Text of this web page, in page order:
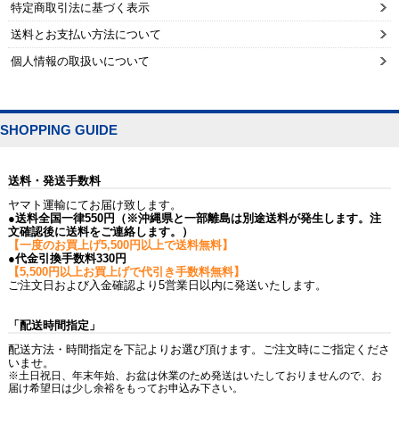
特定商取引法に基づく表示
送料とお支払い方法について
個人情報の取扱いについて
SHOPPING GUIDE
送料・発送手数料
ヤマト運輸にてお届け致します。
●送料全国一律550円（※沖縄県と一部離島は別途送料が発生します。注
文確認後に送料をご連絡します。）
【一度のお買上げ5,500円以上で送料無料】
●代金引換手数料330円
【5,500円以上お買上げで代引き手数料無料】
ご注文日および入金確認より5営業日以内に発送いたします。
「配送時間指定」
配送方法・時間指定を下記よりお選び頂けます。ご注文時にご指定くださ
いませ。
※土日祝日、年末年始、お盆は休業のため発送はいたしておりませんので、お
届け希望日は少し余裕をもってお申込み下さい。